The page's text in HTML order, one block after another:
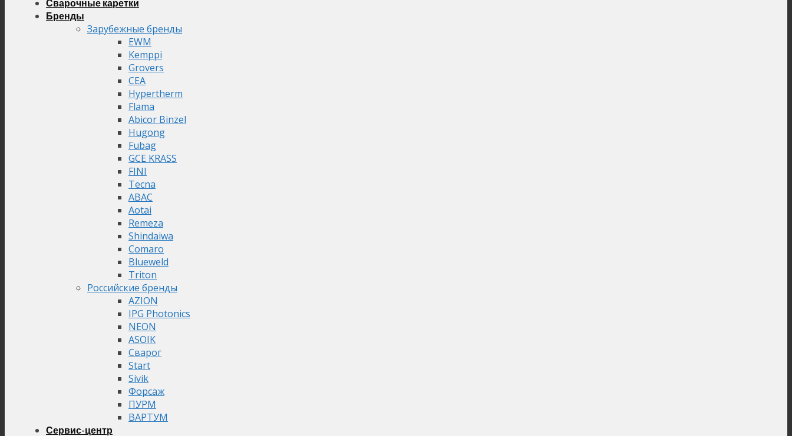
Сварочные каретки
Бренды
Зарубежные бренды
EWM
Kemppi
Grovers
CEA
Hypertherm
Flama
Abicor Binzel
Hugong
Fubag
GCE KRASS
FINI
Tecna
ABAC
Aotai
Remeza
Shindaiwa
Comaro
Blueweld
Triton
Российские бренды
AZION
IPG Photonics
NEON
ASOIK
Сварог
Start
Sivik
Форсаж
ПУРМ
ВАРТУМ
Сервис-центр